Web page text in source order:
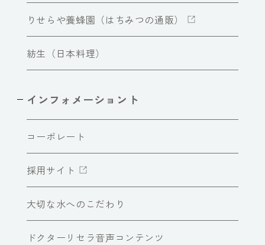
りせらや養蜂園（はちみつの通販）
紡生（日本料理）
インフォメーショント
コーポレート
採用サイト
大切な水へのこだわり
ドクターリセラ音声コンテンツ